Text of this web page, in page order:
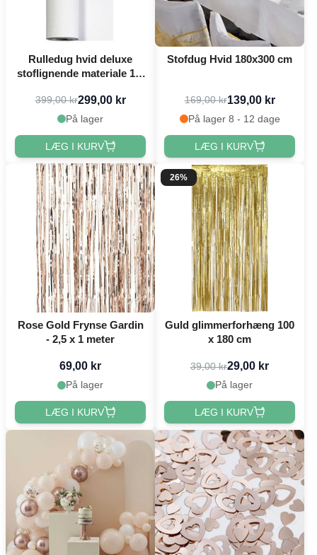
Rulledug hvid deluxe
stoflignende materiale 1,2
399,00 kr299,00 kr
På lager
LÆG I KURV
Stofdug Hvid 180x300 cm
169,00 kr139,00 kr
På lager 8 - 12 dage
LÆG I KURV
Rose Gold Frynse Gardin
- 2,5 x 1 meter
69,00 kr
På lager
LÆG I KURV
26%
Guld glimmerforhæng 100
x 180 cm
39,00 kr29,00 kr
På lager
LÆG I KURV